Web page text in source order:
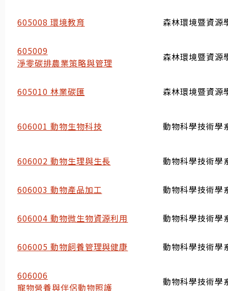
605008 環境教育 森林環境暨資源
605009
淨零碳排農業策略與管理
森林環境暨資源
605010 林業碳匯 森林環境暨資源
606001 動物生物科技 動物科學技術學
606002 動物生理與生長 動物科學技術學
606003 動物產品加工 動物科學技術學
606004 動物微生物資源利用 動物科學技術學
606005 動物飼養管理與健康 動物科學技術學
606006
寵物營養與伴侶動物照護
動物科學技術學